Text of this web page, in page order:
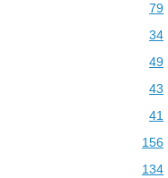
79
34
49
43
41
156
134